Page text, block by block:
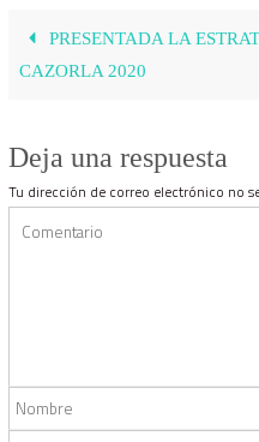
PRESENTADA LA
CAZORLA 2020
Deja una respuesta
Tu dirección de correo electrónico no